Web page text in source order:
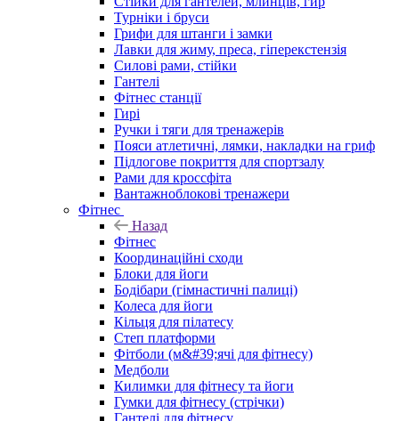
Турніки і бруси
Грифи для штанги і замки
Лавки для жиму, преса, гіперекстензія
Силові рами, стійки
Гантелі
Фітнес станції
Гирі
Ручки і тяги для тренажерів
Пояси атлетичні, лямки, накладки на гриф
Підлогове покриття для спортзалу
Рами для кроссфіта
Вантажноблокові тренажери
Фітнес
Назад
Фітнес
Координаційні сходи
Блоки для йоги
Бодібари (гімнастичні палиці)
Колеса для йоги
Кільця для пілатесу
Степ платформи
Фітболи (м&#39;ячі для фітнесу)
Медболи
Килимки для фітнесу та йоги
Гумки для фітнесу (стрічки)
Гантелі для фітнесу